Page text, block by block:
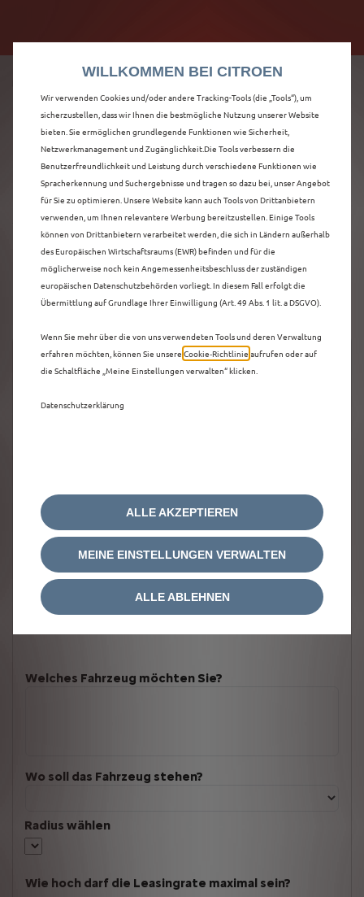
ENTDECKEN SIE ALLE
Ë-C3 AIRCROSS
VORFÜHRWAGEN IN
LÜDENSCHEID
Welches Fahrzeug möchten Sie?
Wo soll das Fahrzeug stehen?
Radius wählen
Wie hoch darf die Leasingrate maximal sein?
WILLKOMMEN BEI CITROEN
Wir verwenden Cookies und/oder andere Tracking-Tools (die „Tools“), um
sicherzustellen, dass wir Ihnen die bestmögliche Nutzung unserer Website
bieten. Sie ermöglichen grundlegende Funktionen wie Sicherheit,
Netzwerkmanagement und Zugänglichkeit.Die Tools verbessern die
Benutzerfreundlichkeit und Leistung durch verschiedene Funktionen wie
Spracherkennung und Suchergebnisse und tragen so dazu bei, unser Angebot
für Sie zu optimieren. Unsere Website kann auch Tools von Drittanbietern
verwenden, um Ihnen relevantere Werbung bereitzustellen. Einige Tools
können von Drittanbietern verarbeitet werden, die sich in Ländern außerhalb
des Europäischen Wirtschaftsraums (EWR) befinden und für die
möglicherweise noch kein Angemessenheitsbeschluss der zuständigen
europäischen Datenschutzbehörden vorliegt. In diesem Fall erfolgt die
Übermittlung auf Grundlage Ihrer Einwilligung (Art. 49 Abs. 1 lit. a DSGVO).
Wenn Sie mehr über die von uns verwendeten Tools und deren Verwaltung
erfahren möchten, können Sie unsere Cookie‑Richtlinie aufrufen oder auf
die Schaltfläche „Meine Einstellungen verwalten“ klicken.
Datenschutzerklärung
MEINE EINSTELLUNGEN VERWALTEN
ALLE AKZEPTIEREN
ALLE ABLEHNEN